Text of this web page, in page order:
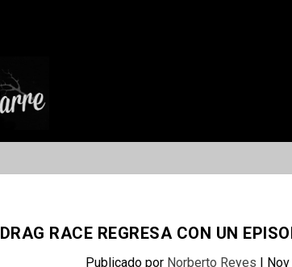
DRAG RACE REGRESA CON UN
Publicado por Norberto Reyes |